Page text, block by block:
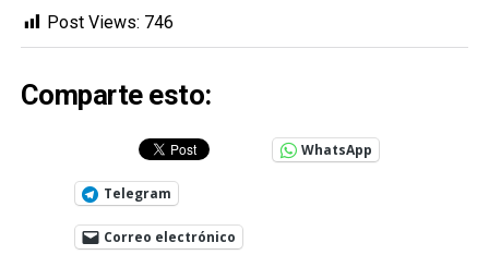
Post Views: 746
Comparte esto:
WhatsApp
Telegram
Correo electrónico